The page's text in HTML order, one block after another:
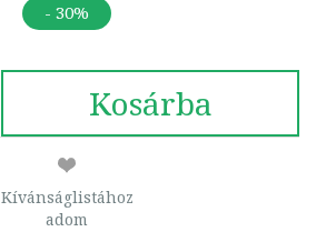
- 30%
Kosárba
Kívánságlistához
adom